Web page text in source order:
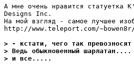
А мне очень нравится статуетка
Designs Inc.
На мой взгляд - самое лучшее
http://www.teleport.com/
> - кстати, чего так превозносят
> Ведь обыкновенный
> и все.....